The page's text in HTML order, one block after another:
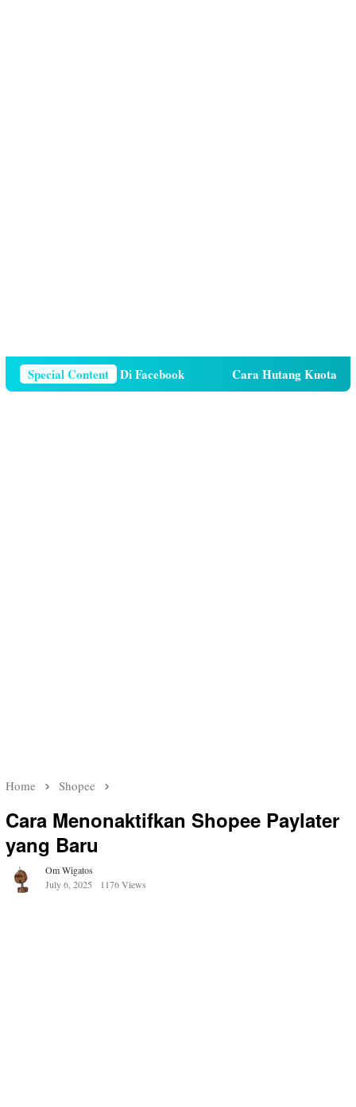
Special Content
Telepon Di Facebook Cara Hutang Kuota di
Home Shopee
Cara Menonaktifkan Shopee Paylater
yang Baru
Om Wigatos
July 6, 2025
1176 Views